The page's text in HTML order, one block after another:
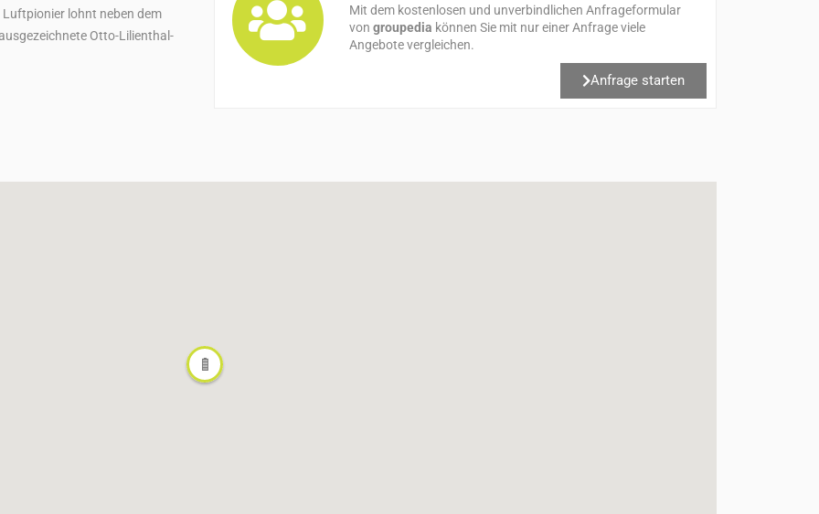
lohnt neben dem
Otto-Lilienthal-
Mit dem kostenlosen und unverbindlichen Anfrageformular
von groupedia können Sie mit nur einer Anfrage viele
Angebote vergleichen.
Anfrage starten